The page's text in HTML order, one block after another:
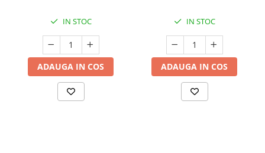
IN STOC
ADAUGA IN COS
IN STOC
ADAUGA IN COS